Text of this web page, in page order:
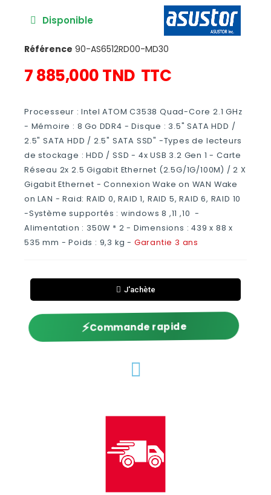
Disponible
Référence 90-AS6512RD00-MD30
7 885,000 TND TTC
Processeur : Intel ATOM C3538 Quad-Core 2.1 GHz
- Mémoire : 8 Go DDR4 - Disque : 3.5" SATA HDD /
2.5" SATA HDD / 2.5" SATA SSD" -Types de lecteurs
de stockage : HDD / SSD - 4x USB 3.2 Gen 1 - Carte
Réseau 2x 2.5 Gigabit Ethernet (2.5G/1G/100M) / 2 X
Gigabit Ethernet - Connexion Wake on WAN Wake
on LAN - Raid: RAID 0, RAID 1, RAID 5, RAID 6, RAID 10
-Système supportés : windows 8 ,11 ,10 -
Alimentation : 350W * 2 - Dimensions : 439 x 88 x
535 mm - Poids : 9,3 kg - Garantie 3 ans
J'achète
⚡Commande rapide